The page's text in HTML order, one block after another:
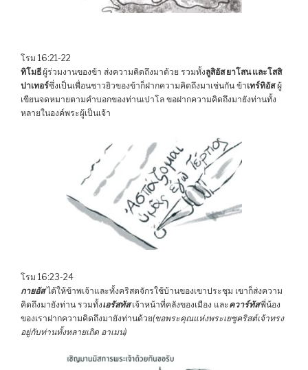
โรม 16:21-22
ทิโมธีผู้ร่วมงานของข้า ส่งความคิดถึงมาด้วย รวมทั้งลูสิอัส ยาโสน และโสสิ
ปาเทอร์ซึ่งเป็นเพื่อนชาวยิวของข้าก็ฝากความคิดถึงมาเช่นกัน ข้าเทร์ทิอัสผู้
เขียนจดหมายตามคำบอกของท่านเปาโล ขอฝากความคิดถึงมายังท่านทั้ง
หลายในองค์พระผู้เป็นเจ้า
โรม 16:23-24
กายอัสได้ให้ข้าพเจ้าและทั้งคริสตจักรใช้บ้านของเขาประชุม เขาก็ส่งความ
คิดถึงมายังท่าน รวมทั้งเอรัสทัสเจ้าหน้าที่คลังของเมือง และควาร์ทัสพี่น้อง
ของเราฝากความคิดถึงมายังท่านด้วย(ขอพระคุณแห่งพระเยซูคริสต์เจ้าทรง
อยู่กับท่านทั้งหลายเถิด อาเมน)